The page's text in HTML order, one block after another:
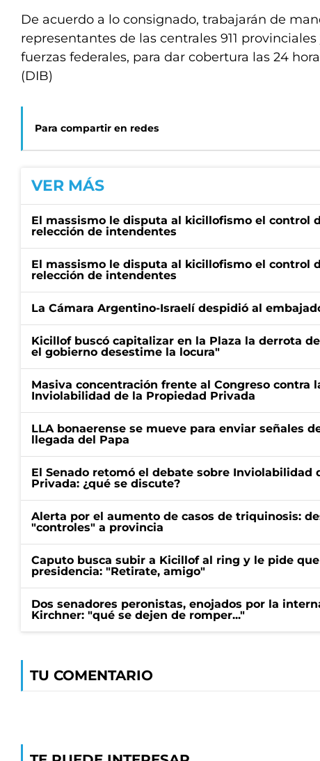
De acuerdo a lo consignado, trabajarán de
representantes de las centrales 911
fuerzas federales, para dar cobertura las 24
(DIB)
Para compartir en redes
VER MÁS
El massismo le disputa al kicillofismo el control
relección de intendentes
El massismo le disputa al kicillofismo el control
relección de intendentes
La Cámara Argentino-Israelí despidió al
Kicillof buscó capitalizar en la Plaza la derrota
el gobierno desestime la locura"
Masiva concentración frente al Congreso contra
Inviolabilidad de la Propiedad Privada
LLA bonaerense se mueve para enviar señales
llegada del Papa
El Senado retomó el debate sobre Inviolabilidad
Privada: ¿qué se discute?
Alerta por el aumento de casos de triquinosis:
"controles" a provincia
Caputo busca subir a Kicillof al ring y le pide
presidencia: "Retirate, amigo"
Dos senadores peronistas, enojados por la
Kirchner: "qué se dejen de romper..."
TU COMENTARIO